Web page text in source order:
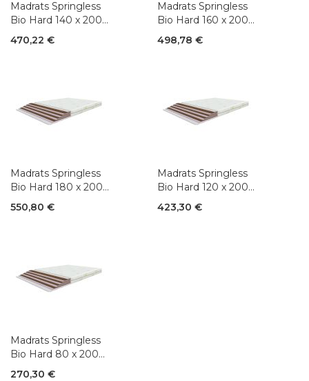
Madrats Springless
Bio Hard 140 x 200
cm
470,22 €
Madrats Springless
Bio Hard 160 x 200
cm
498,78 €
Madrats Springless
Bio Hard 180 x 200
cm
550,80 €
Madrats Springless
Bio Hard 120 x 200
cm
423,30 €
Madrats Springless
Bio Hard 80 x 200
cm
270,30 €